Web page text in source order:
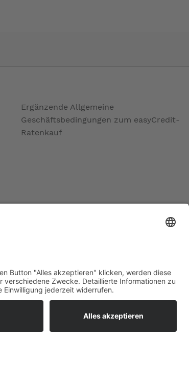
Ergänzende Allgemeine
Geschäftsbedingungen zum easyCredit-
Ratenkauf